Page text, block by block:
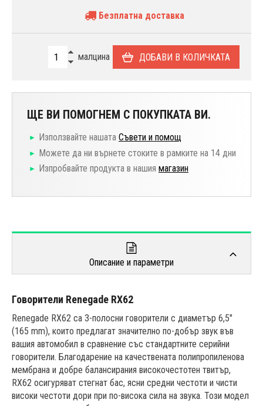
Безплатна доставка
малцина ДОБАВИ В КОЛИЧКАТА
ЩЕ ВИ ПОМОГНЕМ С ПОКУПКАТА ВИ.
Използвайте нашата Съвети и помощ
Можете да ни върнете стоките в рамките на 14 дни
Изпробвайте продукта в нашия магазин
Описание и параметри
Говорители Renegade RX62
Renegade RX62 са 3-полосни говорители с диаметър 6,5"
(165 mm), които предлагат значително по-добър звук във
вашия автомобил в сравнение със стандартните серийни
говорители. Благодарение на качествената полипропиленова
мембрана и добре балансирания високочестотен твитър,
RX62 осигуряват стегнат бас, ясни средни честоти и чисти
високи честоти дори при по-висока сила на звука. Този модел